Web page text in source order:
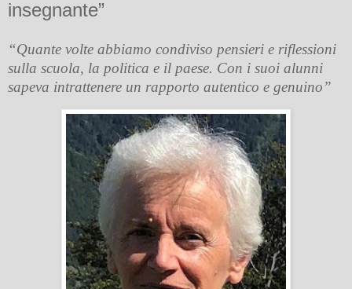
insegnante”
“Quante volte abbiamo condiviso pensieri e riflessioni
sulla scuola, la politica e il paese. Con i suoi alunni
sapeva intrattenere un rapporto autentico e genuino”